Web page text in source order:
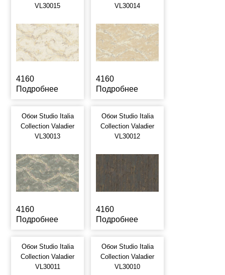
VL30015
4160
Подробнее
VL30014
4160
Подробнее
Обои Studio Italia
Collection Valadier
VL30013
4160
Подробнее
Обои Studio Italia
Collection Valadier
VL30012
4160
Подробнее
Обои Studio Italia
Collection Valadier
VL30011
Обои Studio Italia
Collection Valadier
VL30010